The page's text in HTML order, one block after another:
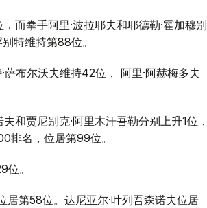
而拳手阿里·波拉耶夫和耶德勒·霍加穆别
特维持第88位。
布尔沃夫维持42位， 阿里·阿赫梅多夫
和贾尼别克·阿里木汗吾勒分别上升1位，
排名，位居第99位。
。
居第58位。达尼亚尔·叶列吾森诺夫位居